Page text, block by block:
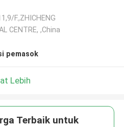
F.,ZHICHENG
CENTRE, ,China
pemasok
Lebih
Terbaik untuk